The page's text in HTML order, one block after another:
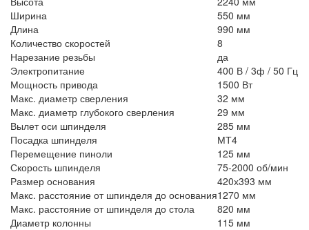
Ширина
550 мм
Длина
990 мм
Количество скоростей
8
Нарезание резьбы
да
Электропитание
400 В / 3ф / 50 Гц
Мощность привода
1500 Вт
Макс. диаметр сверления
32 мм
Макс. диаметр глубокого сверления
29 мм
Вылет оси шпинделя
285 мм
Посадка шпинделя
МТ4
Перемещение пиноли
125 мм
Скорость шпинделя
75-2000 об/мин
Размер основания
420х393 мм
Макс. расстояние от шпинделя до основания1270 мм
Макс. расстояние от шпинделя до стола
820 мм
Диаметр колонны
115 мм